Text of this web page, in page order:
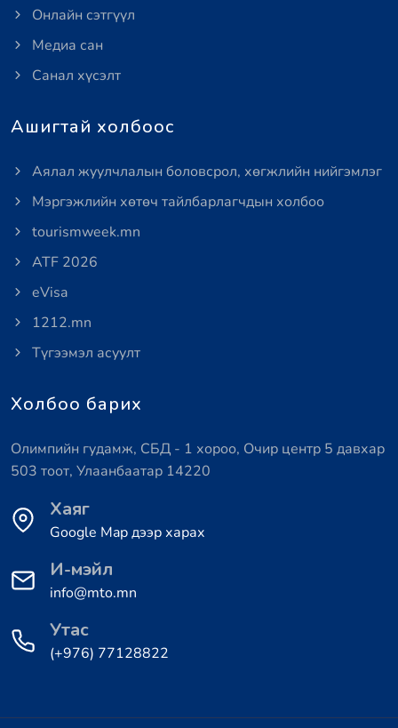
Онлайн сэтгүүл
Медиа сан
Санал хүсэлт
Ашигтай холбоос
Аялал жуулчлалын боловсрол, хөгжлийн нийгэмлэг
Мэргэжлийн хөтөч тайлбарлагчдын холбоо
tourismweek.mn
ATF 2026
eVisa
1212.mn
Түгээмэл асуулт
Холбоо барих
Олимпийн гудамж, СБД - 1 хороо, Очир центр 5 давхар
503 тоот, Улаанбаатар 14220
Хаяг
Google Map дээр харах
И-мэйл
info@mto.mn
Утас
(+976) 77128822